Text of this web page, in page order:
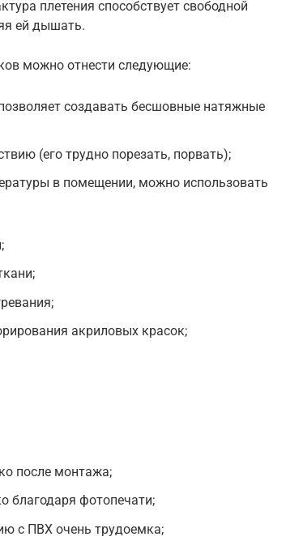
плетения способствует свободной
ей дышать.
можно отнести следующие:
создавать бесшовные натяжные
(его трудно порезать, порвать);
в помещении, можно использовать
акриловых красок;
после монтажа;
благодаря фотопечати;
с ПВХ очень трудоемка;